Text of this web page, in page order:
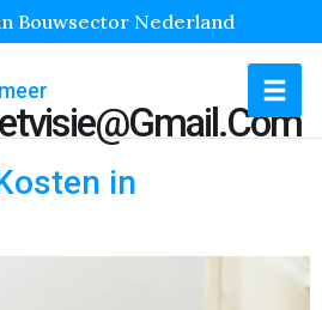
Bouwsector Nederland
in